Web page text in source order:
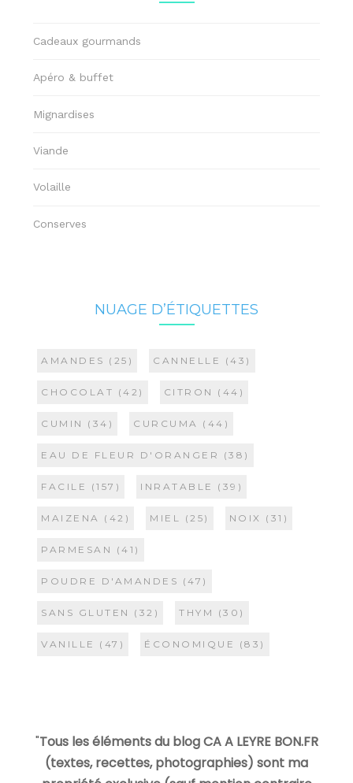
Cadeaux gourmands
Apéro & buffet
Mignardises
Viande
Volaille
Conserves
NUAGE D’ÉTIQUETTES
AMANDES (25) CANNELLE (43)
CHOCOLAT (42) CITRON (44)
CUMIN (34) CURCUMA (44)
EAU DE FLEUR D'ORANGER (38)
FACILE (157) INRATABLE (39)
MAIZENA (42) MIEL (25) NOIX (31)
PARMESAN (41)
POUDRE D'AMANDES (47)
SANS GLUTEN (32) THYM (30)
VANILLE (47) ÉCONOMIQUE (83)
"Tous les éléments du blog CA A LEYRE BON.FR
(textes, recettes, photographies) sont ma